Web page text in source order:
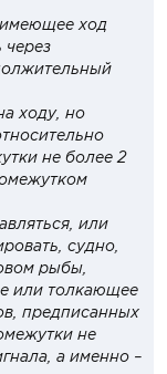
имеющее ход
ходу, но
не более 2
или
судно,
рыбы,
или толкающее
предписанных
не
а именно –